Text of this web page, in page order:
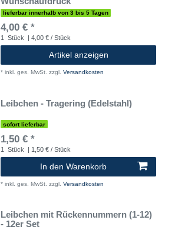
lieferbar innerhalb von 3 bis 5 Tagen
4,00 € *
1 Stück | 4,00 € / Stück
Artikel anzeigen
* inkl. ges. MwSt. zzgl. Versandkosten
Leibchen - Tragering (Edelstahl)
sofort lieferbar
1,50 € *
1 Stück | 1,50 € / Stück
In den Warenkorb
* inkl. ges. MwSt. zzgl. Versandkosten
Leibchen mit Rückennummern (1-12)
- 12er Set